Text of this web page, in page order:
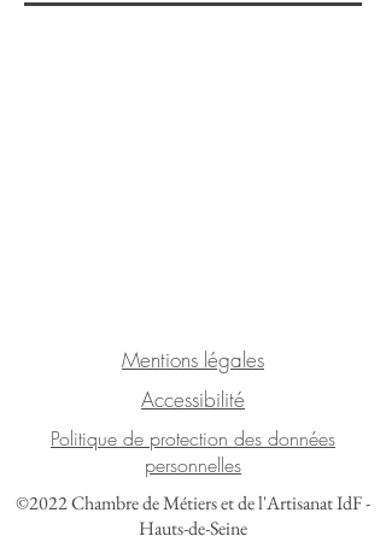
Mentions légales
Accessibilité
Politique de protection des données
personnelles
©2022 Chambre de Métiers et de l'Artisanat IdF -
Hauts-de-Seine